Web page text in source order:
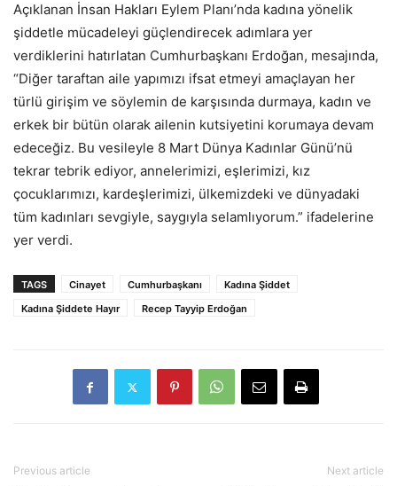
Açıklanan İnsan Hakları Eylem Planı’nda kadına yönelik
şiddetle mücadeleyi güçlendirecek adımlara yer
verdiklerini hatırlatan Cumhurbaşkanı Erdoğan, mesajında,
“Diğer taraftan aile yapımızı ifsat etmeyi amaçlayan her
türlü girişim ve söylemin de karşısında durmaya, kadın ve
erkek bir bütün olarak ailenin kutsiyetini korumaya devam
edeceğiz. Bu vesileyle 8 Mart Dünya Kadınlar Günü’nü
tekrar tebrik ediyor, annelerimizi, eşlerimizi, kız
çocuklarımızı, kardeşlerimizi, ülkemizdeki ve dünyadaki
tüm kadınları sevgiyle, saygıyla selamlıyorum.” ifadelerine
yer verdi.
TAGS Cinayet Cumhurbaşkanı
Kadına Şiddet
Kadına Şiddete Hayır
Recep Tayyip Erdoğan
Previous article Next article